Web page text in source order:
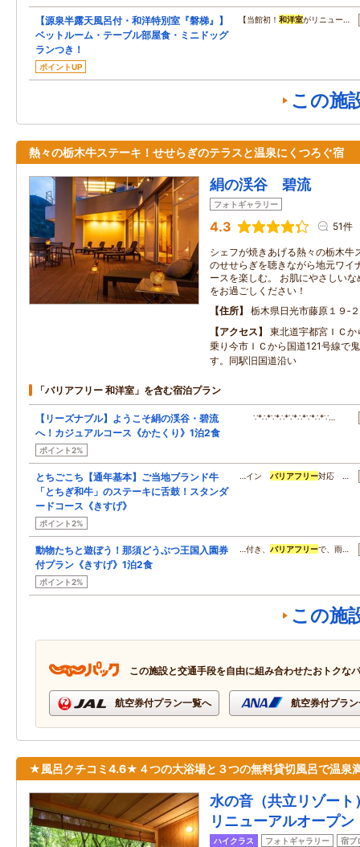
【源泉半露天風呂付・和洋特別室『磐梯』】
ベットルーム・テーブル部屋食・ミニドッグ
ランつき！
ポイントUP
【当館初！ 和洋室がリニュー…
この施
熱々の栃木牛ステーキ！せせらぎのテラスと温泉にくつろぐ宿
絹の渓谷 碧流
フォトギャラリー
4.3 51件
シェフが焼きあげる熱々の栃木牛
のせせらぎを聴きながら地元ワイ
ースを楽しむ。 お肌にやさしい
をお過ごしください！
住所
栃木県日光市藤原１９‐
アクセス
東北道宇都宮ＩＣ
乗り今市ＩＣから国道121号線で
す。同駅旧国道沿い
「バリアフリー 和洋室」を含む宿泊プラン
【リーズナブル】ようこそ絹の渓谷・碧流
へ！カジュアルコース《かたくり》1泊2食
ポイント2%
∵*∴*∵*∴*∵*∴*∵*∴*∵…
とちごこち【通年基本】ご当地ブランド牛
「とちぎ和牛」のステーキに舌鼓！スタンダ
ードコース《きすげ》
ポイント2%
…イン バリアフリー対応 …
動物たちと遊ぼう！那須どうぶつ王国入園券
付プラン《きすげ》1泊2食
ポイント2%
…付き、 バリアフリーで、雨…
この施
この施設と交通手段を自由に組み合わせたおトクな
航空券付プラン一覧へ 航空券付プラ
★風呂クチコミ4.6★４つの大浴場と３つの無料貸切風呂で温泉
水の音（共立リゾー
リニューアルオープン
ハイクラス フォトギャラリー 宿ブ